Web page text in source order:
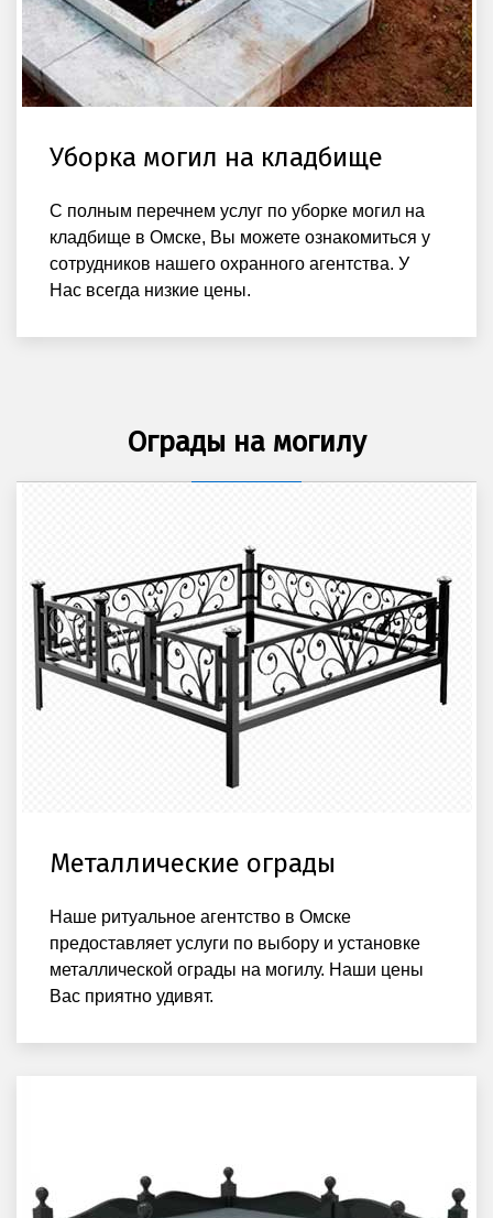
Уборка могил на кладбище
С полным перечнем услуг по уборке могил на
кладбище в Омске, Вы можете ознакомиться у
сотрудников нашего охранного агентства. У
Нас всегда низкие цены.
Ограды на могилу
Металлические ограды
Наше ритуальное агентство в Омске
предоставляет услуги по выбору и установке
металлической ограды на могилу. Наши цены
Вас приятно удивят.